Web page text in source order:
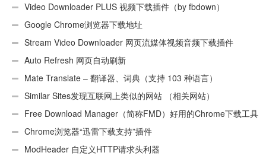
Video Downloader PLUS 视频下载插件（by fbdown）
Google Chrome浏览器下载地址
Stream Video Downloader 网页流媒体视频音频下载插件
Auto Refresh 网页自动刷新
Mate Translate – 翻译器、词典（支持 103 种语言）
Similar Sites发现互联网上类似的网站 （相关网站）
Free Download Manager（简称FMD）好用的Chrome下载工具
插件Chrome浏览器“迅雷下载支持”插件
ModHeader 自定义HTTP请求头利器